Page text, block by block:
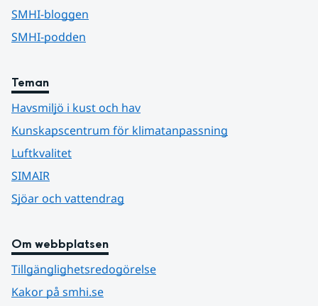
SMHI-bloggen
SMHI-podden
Teman
Havsmiljö i kust och hav
Kunskapscentrum för klimatanpassning
Luftkvalitet
SIMAIR
Sjöar och vattendrag
Om webbplatsen
Tillgänglighetsredogörelse
Kakor på smhi.se